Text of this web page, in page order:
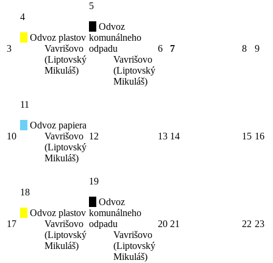
3
4
Odvoz plastov
Vavrišovo
(Liptovský
Mikuláš)
5
Odvoz
komunálneho
odpadu
Vavrišovo
(Liptovský
Mikuláš)
6 7 8 9
10
11
Odvoz papiera
Vavrišovo
(Liptovský
Mikuláš)
12 13 14 15 16
17
18
Odvoz plastov
Vavrišovo
(Liptovský
Mikuláš)
19
Odvoz
komunálneho
odpadu
Vavrišovo
(Liptovský
Mikuláš)
20 21 22 23